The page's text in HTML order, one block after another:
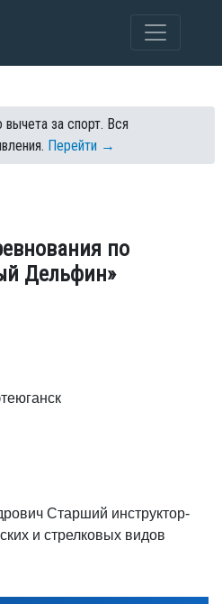
вычета за спорт. Вся
Перейти →
по
Дельфин»
Старший инструктор-
и стрелковых видов